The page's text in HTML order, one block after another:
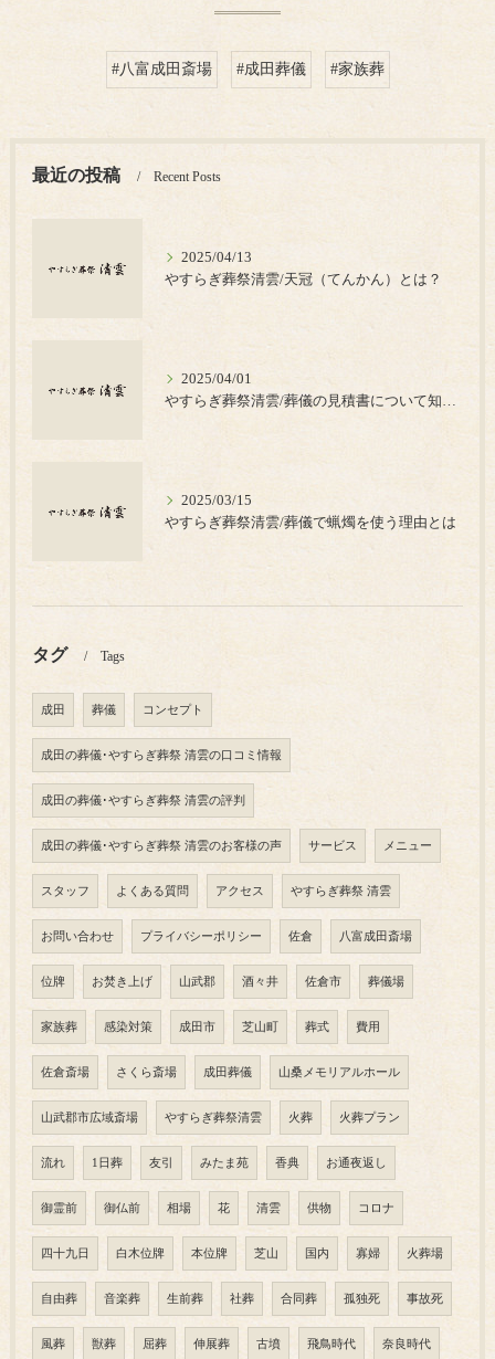
#八富成田斎場 #成田葬儀 #家族葬
最近の投稿 Recent Posts
2025/04/13
やすらぎ葬祭清雲/天冠（てんかん）とは？
2025/04/01
2025/03/15
やすらぎ葬祭清雲/葬儀で蝋燭を使う理由とは
タグ Tags
成田 葬儀 コンセプト
成田の葬儀･やすらぎ葬祭 清雲の口コミ情報
成田の葬儀･やすらぎ葬祭 清雲の評判
成田の葬儀･やすらぎ葬祭 清雲のお客様の声 サービス メニュー
スタッフ よくある質問 アクセス やすらぎ葬祭 清雲
お問い合わせ プライバシーポリシー 佐倉 八富成田斎場
位牌 お焚き上げ 山武郡 酒々井 佐倉市 葬儀場
家族葬 感染対策 成田市 芝山町 葬式 費用
佐倉斎場 さくら斎場 成田葬儀 山桑メモリアルホール
山武郡市広域斎場 やすらぎ葬祭清雲 火葬 火葬プラン
流れ 1日葬 友引 みたま苑 香典 お通夜返し
御霊前 御仏前 相場 花 清雲 供物 コロナ
四十九日 白木位牌 本位牌 芝山 国内 寡婦 火葬場
自由葬 音楽葬 生前葬 社葬 合同葬 孤独死 事故死
風葬 獣葬 屈葬 伸展葬 古墳 飛鳥時代 奈良時代